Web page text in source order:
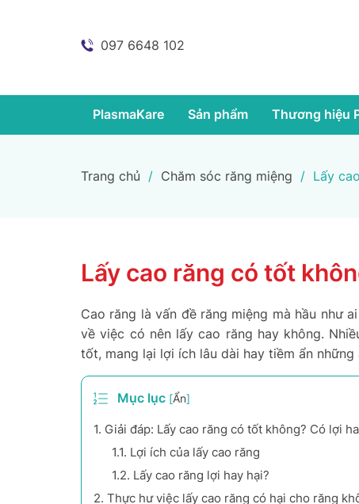
097 6648 102
PlasmaKare Sản phẩm Thương hiệu
Trang chủ / Chăm sóc răng miệng / Lấy
Lấy cao răng có tốt
Cao răng là vấn đề răng miệng mà hầu như
về việc có nên lấy cao răng hay không.
tốt, mang lại lợi ích lâu dài hay tiềm ẩn
Mục lục [Ẩn]
1. Giải đáp: Lấy cao răng có tốt không? Có lợi
1.1. Lợi ích của lấy cao răng
1.2. Lấy cao răng lợi hay hại?
2. Thực hư việc lấy cao răng có hại cho răng